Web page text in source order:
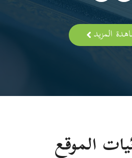
المزيد
الموقع